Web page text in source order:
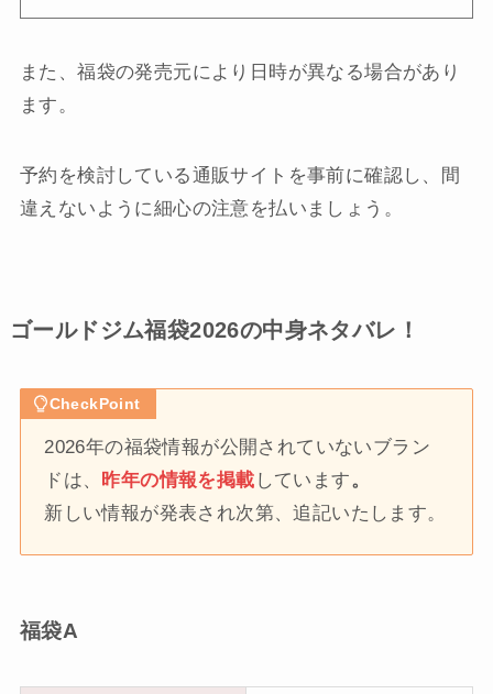
また、福袋の発売元により日時が異なる場合があり
ます。
予約を検討している通販サイトを事前に確認し、間
違えないように細心の注意を払いましょう。
ゴールドジム福袋2026の中身ネタバレ！
CheckPoint
2026年の福袋情報が公開されていないブラン
ドは、 昨年の情報を掲載 しています。
新しい情報が発表され次第、追記いたします。
福袋A